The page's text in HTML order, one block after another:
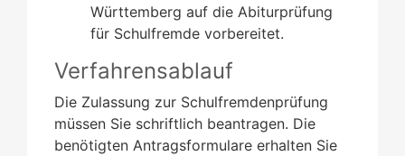
Württemberg auf die Abiturprüfung
für Schulfremde vorbereitet.
Verfahrensablauf
Die Zulassung zur Schulfremdenprüfung
müssen Sie schriftlich beantragen. Die
benötigten Antragsformulare erhalten Sie